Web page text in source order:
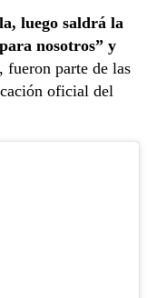
luego saldrá la
nosotros” y
, fueron parte de las
oficial del